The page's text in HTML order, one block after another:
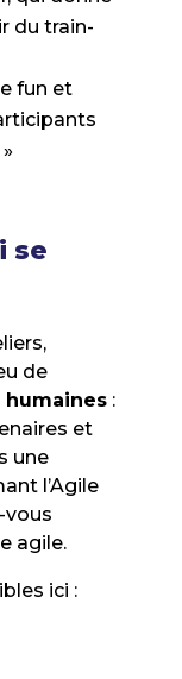
du train-
fun et
se
de
:
et
une
l’Agile
vous
agile.
ici :